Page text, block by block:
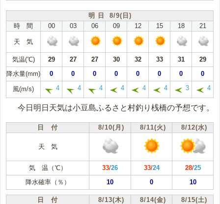
明 日 8/9(日)
時 間
00 03 06 09 12 15 18 21
天 気
気温(℃) 29 27 27 30 32 33 31
29
降水量(mm)
0 0 0 0 0 0 0 0
風(m/s) 4 4 4 4 4 4 3 4
今日明日天気は小豆島ふるさと村釣り桟橋の予想です。
日 付 8/10(月) 8/11(火) 8/12(水)
天 気
気 温（℃） 33/26 33/24 28/25
降水確率（％）
10 0 10
日 付 8/13(木) 8/14(金) 8/15(土)